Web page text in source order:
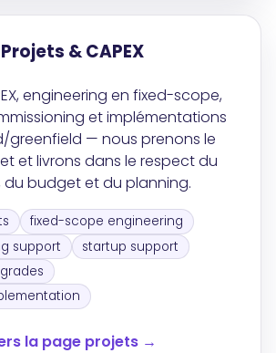
Projets & CAPEX
engineering en fixed-scope,
et implémentations
greenfield — nous prenons le
et livrons dans le respect du
du budget et du planning.
fixed-scope engineering
support
startup support
la page projets →